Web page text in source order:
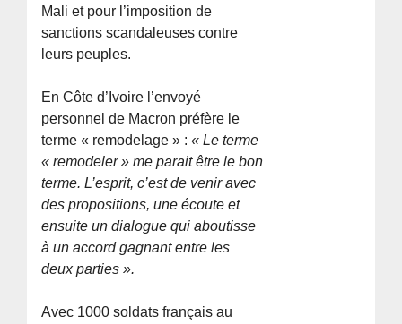
Mali et pour l’imposition de
sanctions scandaleuses contre
leurs peuples.
En Côte d’Ivoire l’envoyé
personnel de Macron préfère le
terme « remodelage » :« Le terme
« remodeler » me parait être le bon
terme. L’esprit, c’est de venir avec
des propositions, une écoute et
ensuite un dialogue qui aboutisse
à un accord gagnant entre les
deux parties ».
Avec 1000 soldats français au